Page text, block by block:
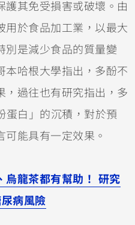
護其免受損害或破壞。由
用於食品加工業，以最大
別是減少食品的質量變
本哈根大學指出，多酚不
，過往也有研究指出，多
蛋白」的沉積，對於預
可能具有一定效果。
烏龍茶都有幫助！ 研究
病風險